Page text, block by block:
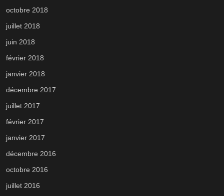
octobre 2018
juillet 2018
juin 2018
février 2018
janvier 2018
décembre 2017
juillet 2017
février 2017
janvier 2017
décembre 2016
octobre 2016
juillet 2016